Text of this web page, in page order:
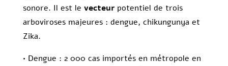
sonore. Il est le vecteurpotentiel de trois
arboviroses majeures : dengue, chikungunya et
Zika.
• Dengue : 2 000 cas importés en métropole en